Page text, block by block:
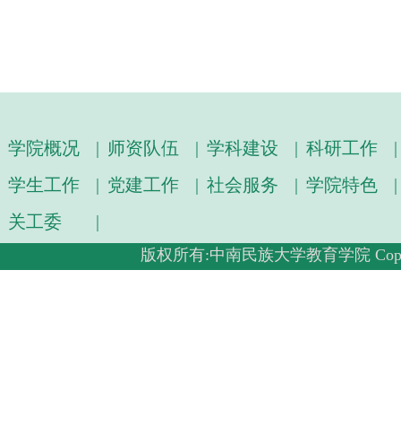
学院概况 | 师资队伍 | 学科建设 | 科研工作
|
学生工作
| 党建工作 | 社会服务 | 学院特色
|
关工委
|
版权所有:中南民族大学教育学院